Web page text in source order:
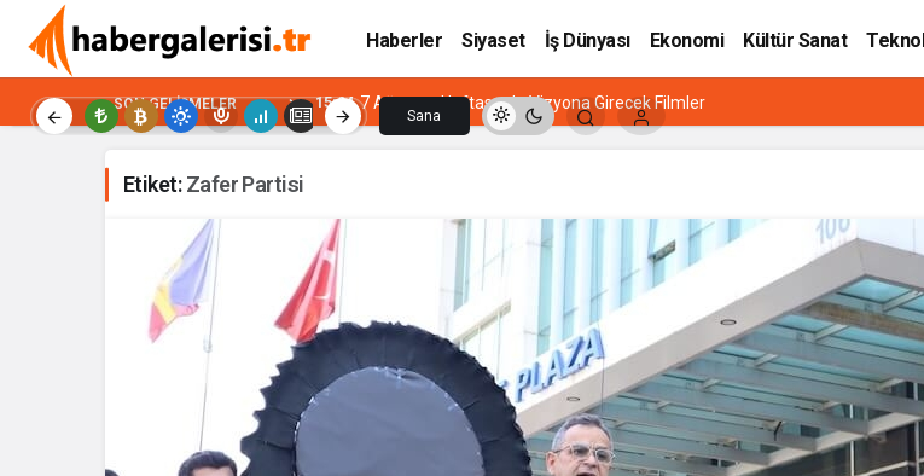
Haberler Siyaset İş Dünyası Ekonomi Kültür Sanat
Sana
SON GELIŞMELER 15:04 7 Ağustos Haftasında Vizyona Girecek Filmler
Etiket:Zafer Partisi